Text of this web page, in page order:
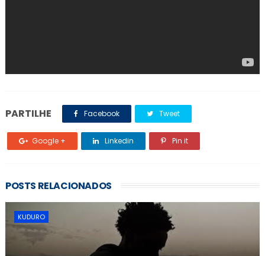
PARTILHE Facebook Tweet
Google + Linkedin Pin it
POSTS RELACIONADOS
KUDURO